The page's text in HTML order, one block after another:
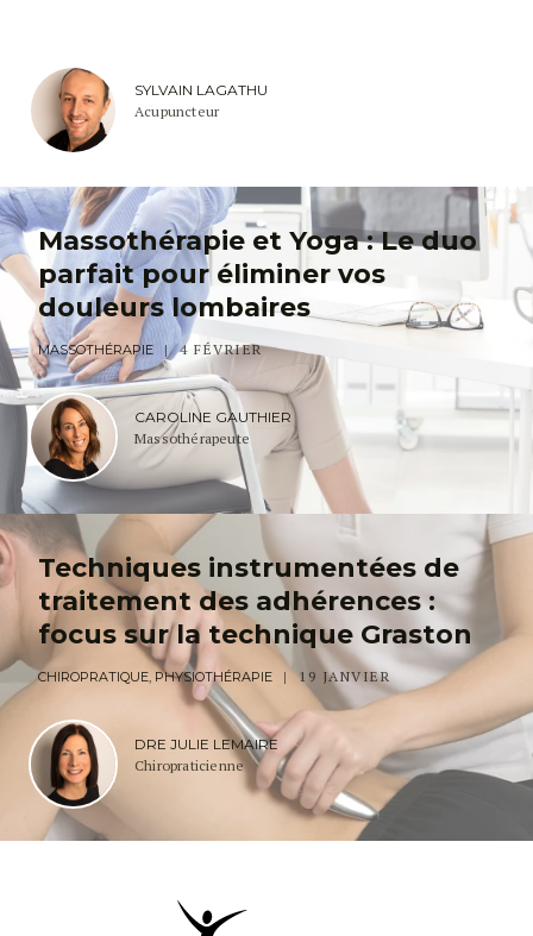
SYLVAIN LAGATHU
Acupuncteur
Massothérapie et Yoga : Le duo
parfait pour éliminer vos
douleurs lombaires
MASSOTHÉRAPIE 4 FÉVRIER
CAROLINE GAUTHIER
Massothérapeute
Techniques instrumentées de
traitement des adhérences :
focus sur la technique Graston
CHIROPRATIQUE, PHYSIOTHÉRAPIE 19 JANVIER
DRE JULIE LEMAIRE
Chiropraticienne